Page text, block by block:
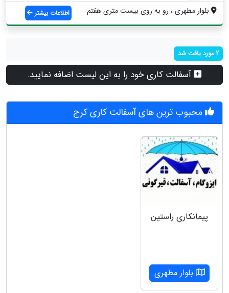
بلوار مطهری ، رو به روی بیست متری هفتم اطلاعات بیشتر
2 مورد یافت شد
آسفالت کاری خود را به این لیست اضافه نمایید.
محبوب ترین های آسفالت کاری کرج
پیمانکاری راستین
بلوار مطهری